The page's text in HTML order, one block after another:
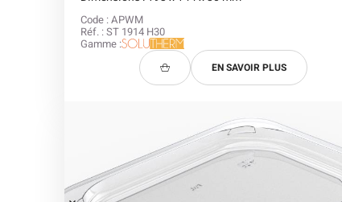
Code : APWM
Réf. : ST 1914 H30
Gamme :
EN SAVOIR PLUS